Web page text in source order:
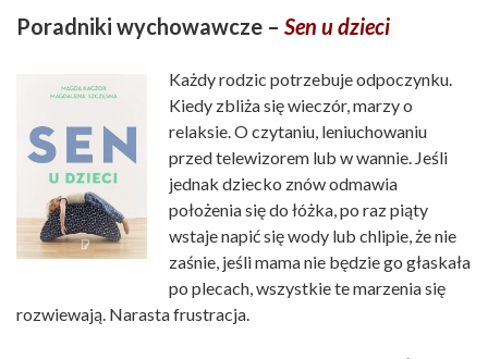
Poradniki wychowawcze – Sen u dzieci
Każdy rodzic potrzebuje odpoczynku.
Kiedy zbliża się wieczór, marzy o
relaksie. O czytaniu, leniuchowaniu
przed telewizorem lub w wannie. Jeśli
jednak dziecko znów odmawia
położenia się do łóżka, po raz piąty
wstaje napić się wody lub chlipie, że nie
zaśnie, jeśli mama nie będzie go głaskała
po plecach, wszystkie te marzenia się
rozwiewają. Narasta frustracja.